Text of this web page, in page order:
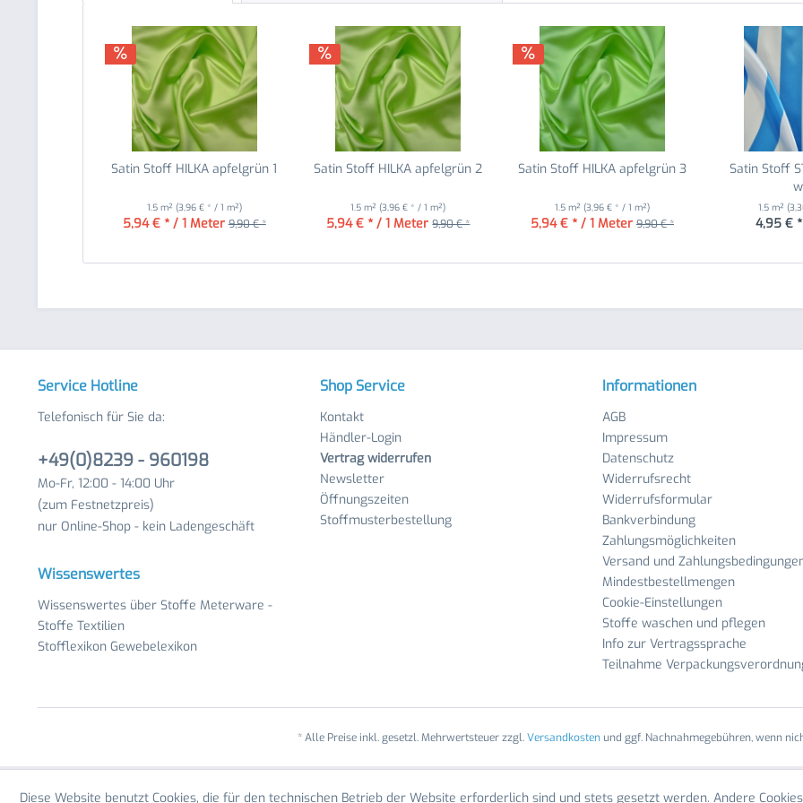
Satin Stoff HILKA apfelgrün 1
1.5 m² (3,96 € * / 1 m²)
5,94 € * / 1 Meter 9,90 € *
Satin Stoff HILKA apfelgrün 2
1.5 m²(3,96 € * / 1 m²)
5,94 € * / 1 Meter 9,90 € *
Satin Stoff HILKA apfelgrün 3
1.5 m² (3,96 € * / 1 m²)
5,94 € * / 1 Meter 9,90 € *
Satin Stoff
1.5 m²
4,95 €
Service Hotline
Telefonisch für Sie da:
+49(0)8239 - 960198
Mo-Fr, 12:00 - 14:00 Uhr
(zum Festnetzpreis)
nur Online-Shop - kein Ladengeschäft
Wissenswertes
Wissenswertes über Stoffe Meterware -
Stoffe Textilien
Stofflexikon Gewebelexikon
Shop Service
Kontakt
Händler-Login
Vertrag widerrufen
Newsletter
Öffnungszeiten
Stoffmusterbestellung
Informationen
AGB
Impressum
Datenschutz
Widerrufsrecht
Widerrufsformular
Bankverbindung
Zahlungsmöglichkeiten
Versand und
Mindestbestellmengen
Cookie-Einstellungen
Stoffe waschen und pflegen
Info zur Vertragssprache
Teilnahme
* Alle Preise inkl. gesetzl. Mehrwertsteuer zzgl.Versandkostenund ggf. Nachnahmegebühren, wenn
Diese Website benutzt Cookies, die für den technischen Betrieb der Website erforderlich sind und stets gesetzt werden. Andere